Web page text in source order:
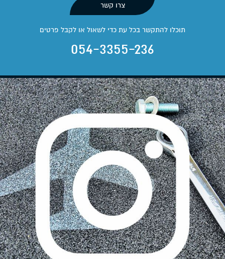
צרו קשר
תוכלו להתקשר בכל עת כדי לשאול או לקבל פרטים
054-3355-236